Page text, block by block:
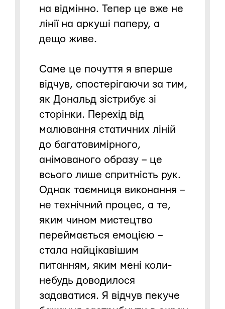
на відмінно. Тепер це вже не
лінії на аркуші паперу, а
дещо живе.
Саме це почуття я вперше
відчув, спостерігаючи за тим,
як Дональд зістрибує зі
сторінки. Перехід від
малювання статичних ліній
до багатовимірного,
анімованого образу – це
всього лише спритність рук.
Однак таємниця виконання –
не технічний процес, а те,
яким чином мистецтво
переймається емоцією –
стала найцікавішим
питанням, яким мені коли-
небудь доводилося
задаватися. Я відчув пекуче